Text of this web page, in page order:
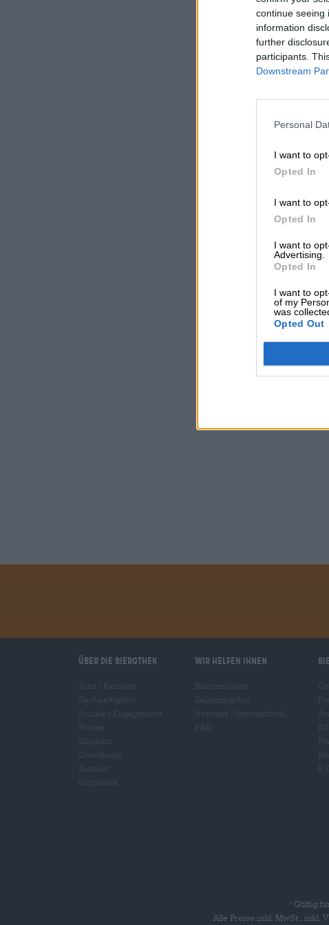
continue seeing
information
further
participants.
Downstream
Personal
I want to
Opted In
I want to
Opted In
I want to
Advertising.
Opted In
I want to
of my
was
Opted Out
Über die Bierothek Wir helfen Ihnen
* Gültig
Alle Preise inkl. MwSt., inkl.